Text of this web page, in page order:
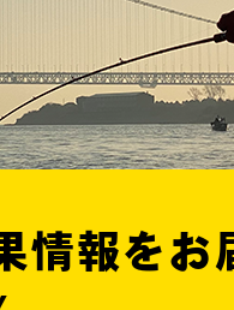
情報をお